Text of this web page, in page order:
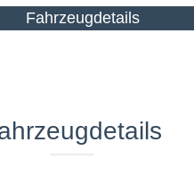
Fahrzeugdetails